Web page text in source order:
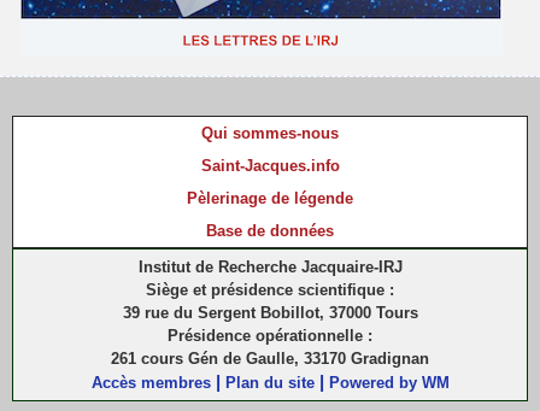
Qui sommes-nous
Saint-Jacques.info
Pèlerinage de légende
Base de données
Institut de Recherche Jacquaire-IRJ
Siège et présidence scientifique :
39 rue du Sergent Bobillot, 37000 Tours
Présidence opérationnelle :
261 cours Gén de Gaulle, 33170 Gradignan
Accès membres | Plan du site | Powered by WM